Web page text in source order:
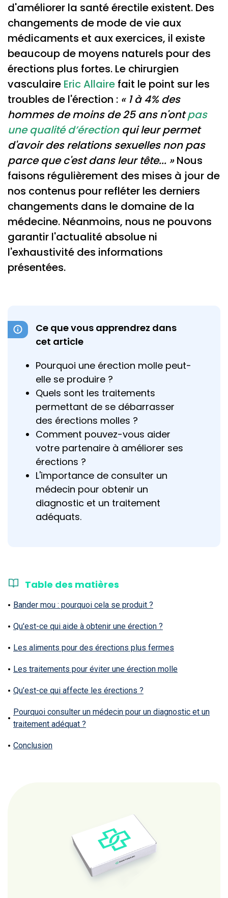
d'améliorer la santé érectile existent. Des
changements de mode de vie aux
médicaments et aux exercices, il existe
beaucoup de moyens naturels pour des
érections plus fortes. Le chirurgien
vasculaire Eric Allaire fait le point sur les
troubles de l'érection : « 1 à 4% des
hommes de moins de 25 ans n'ontpas
une qualité d’érectionqui leur permet
d'avoir des relations sexuelles non pas
parce que c'est dans leur tête... »Nous
faisons régulièrement des mises à jour de
nos contenus pour refléter les derniers
changements dans le domaine de la
médecine. Néanmoins, nous ne pouvons
garantir l'actualité absolue ni
l'exhaustivité des informations
présentées.
Ce que vous apprendrez dans
cet article
Pourquoi une érection molle peut-
elle se produire ?
Quels sont les traitements
permettant de se débarrasser
des érections molles ?
Comment pouvez-vous aider
votre partenaire à améliorer ses
érections ?
L'importance de consulter un
médecin pour obtenir un
diagnostic et un traitement
adéquats.
Table des matières
Bander mou : pourquoi cela se produit ?
Qu'est-ce qui aide à obtenir une érection ?
Les aliments pour des érections plus fermes
Les traitements pour éviter une érection molle
Qu’est-ce qui affecte les érections ?
Pourquoi consulter un médecin pour un diagnostic et un
traitement adéquat ?
Conclusion